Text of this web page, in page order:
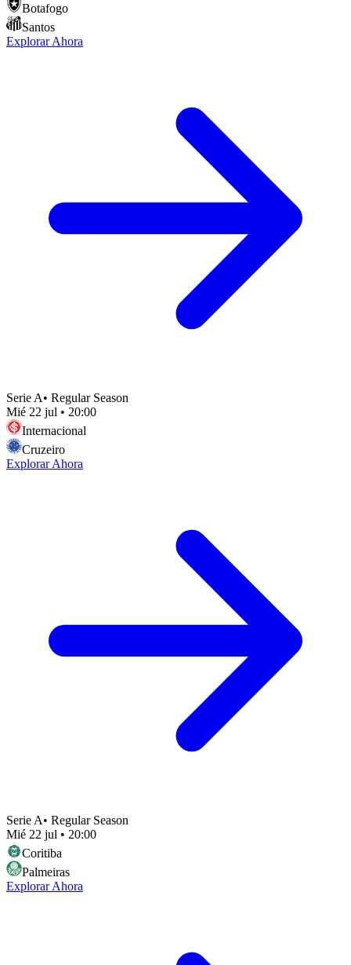
Botafogo
Santos
Explorar Ahora
Serie A• Regular Season
Mié 22 jul • 20:00
Internacional
Cruzeiro
Explorar Ahora
Serie A• Regular Season
Mié 22 jul • 20:00
Coritiba
Palmeiras
Explorar Ahora